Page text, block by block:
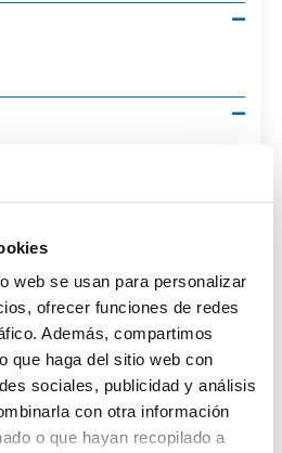
web se usan para personalizar
ofrecer funciones de redes
Además, compartimos
que haga del sitio web con
sociales, publicidad y análisis
con otra información
o que hayan recopilado a
Conc.
100 ug/ml